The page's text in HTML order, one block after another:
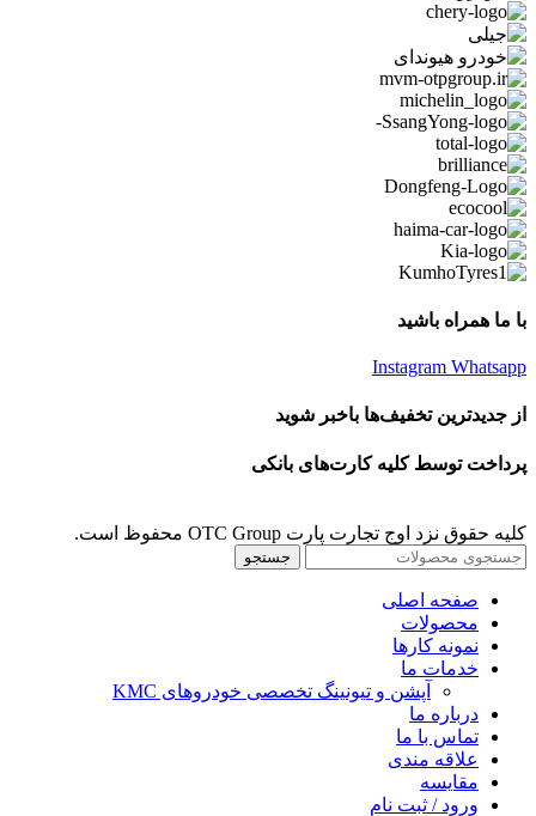
با ما همراه باشید
Instagram Whatsapp
از جدیدترین تخفیف‌ها باخبر شوید
پرداخت توسط کلیه کارت‌های بانکی
کلیه حقوق نزد اوج تجارت پارت OTC Group محفوظ است.
جستجو
صفحه اصلی
محصولات
نمونه کارها
خدمات ما
آپشن و تیونینگ تخصصی خودروهای KMC
درباره ما
تماس با ما
علاقه مندی
مقايسه
ورود / ثبت نام